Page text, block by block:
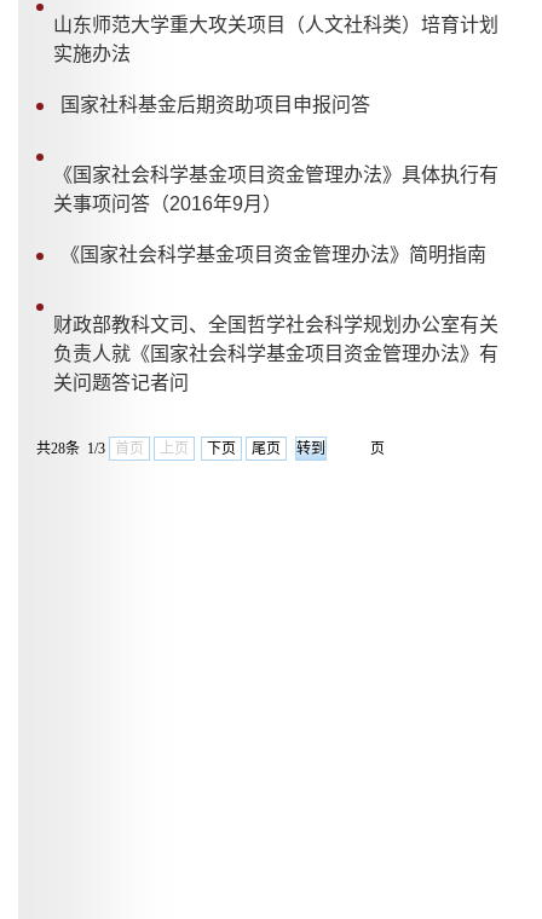
山东师范大学重大攻关项目（人文社科类）培育计划
实施办法
国家社科基金后期资助项目申报问答
《国家社会科学基金项目资金管理办法》具体执行有
关事项问答（2016年9月）
《国家社会科学基金项目资金管理办法》简明指南
财政部教科文司、全国哲学社会科学规划办公室有关
负责人就《国家社会科学基金项目资金管理办法》有
关问题答记者问
共28条 1/3 首页 上页 下页 尾页 页